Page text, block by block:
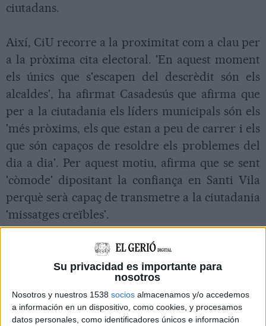
Su privacidad es importante para
nosotros
Nosotros y nuestros 1538 socios almacenamos y/o accedemos
a información en un dispositivo, como cookies, y procesamos
datos personales, como identificadores únicos e información
ciutadans.
Així, CiU recorre a la proximitat com a clau per
a la pròxima cita electoral. 'En aquest moment
els únics que s'escapen del descrèdit són els
alcaldes', ha afirmat Casadesús que afirma que
per a la ciutadania els líders municipals són els
'més pròxims, els que estan a peu de carrer i els
que són capaços de resoldre els problemes del
dia a dia'. Per aquest motiu, afirma que se sent
'còmode' dipositant la confiança en Santi Vila
perquè serà capaç de transmetre a la ciutadania
'missatges creïbles'.
D'aquesta manera Eudald Casadesús no
repeteix com a candidat per Girona. 'Si em
pregunten si m'hauria agradat ser candidat he
de respondre que sí, però analitzant el que
convé a Catalunya i a les comarques gironines,